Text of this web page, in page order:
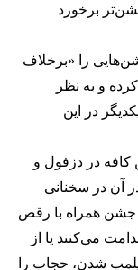
برخورد
را «برخلاف
و به نظر
در این
کافه در دزفول و
آن در سخنانی
جشن همراه با رقص
می‌کنند یا از
شدن، حجاب را